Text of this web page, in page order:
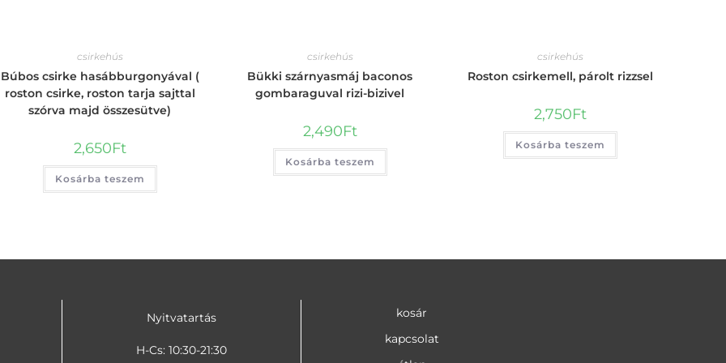
csirkehús
Búbos csirke hasábburgonyával (
roston csirke, roston tarja sajttal
szórva majd összesütve)
2,650Ft
Kosárba teszem
csirkehús
Bükki szárnyasmáj baconos
gombaraguval rizi-bizivel
2,490Ft
Kosárba teszem
csirkehús
Roston csirkemell, párolt rizzsel
2,750Ft
Kosárba teszem
Nyitvatartás
H-Cs: 10:30-21:30
kosár
kapcsolat